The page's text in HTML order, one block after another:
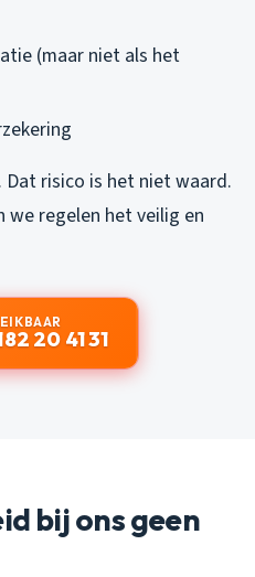
(maar niet als het
Dat risico is het niet waard.
we regelen het veilig en
20 41 31
bij ons geen